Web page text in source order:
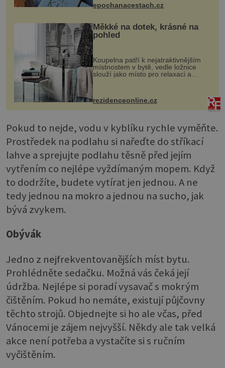
epochanacestach.cz
Měkké na dotek, krásné na
pohled
Koupelna patří k nejatraktivnějším
místnostem v bytě, vedle ložnice
slouží jako místo pro relaxaci a
odpočinek. Koupelnový textil –
ručníky, osušky a koberečky –
mohou jako mávnutím kouzelného
proutku...
rezidenceonline.cz
Pokud to nejde, vodu v kyblíku rychle vyměňte.
Prostředek na podlahu si nařeďte do stříkací
lahve a sprejujte podlahu těsně před jejím
vytřením co nejlépe vyždímaným mopem. Když
to dodržíte, budete vytírat jen jednou. A ne
tedy jednou na mokro a jednou na sucho, jak
bývá zvykem.
Obývák
Jedno z nejfrekventovanějších míst bytu.
Prohlédněte sedačku. Možná vás čeká její
údržba. Nejlépe si poradí vysavač s mokrým
čištěním. Pokud ho nemáte, existují půjčovny
těchto strojů. Objednejte si ho ale včas, před
Vánocemi je zájem nejvyšší. Někdy ale tak velká
akce není potřeba a vystačíte si s ručním
vyčištěním.